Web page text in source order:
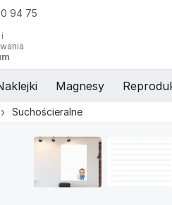
94 75
Magnesy
Suchościeralne